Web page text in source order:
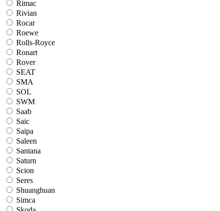
Rimac
Rivian
Rocar
Roewe
Rolls-Royce
Ronart
Rover
SEAT
SMA
SOL
SWM
Saab
Saic
Saipa
Saleen
Santana
Saturn
Scion
Seres
Shuanghuan
Simca